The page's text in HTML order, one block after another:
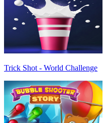
Trick Shot - World Challenge